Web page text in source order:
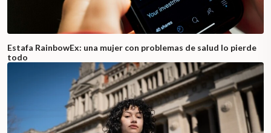
Estafa RainbowEx: una mujer con problemas de salud lo pierde
todo